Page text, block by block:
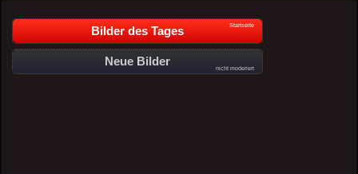
Bilder des Tages Startseite
Neue Bilder
nicht moderiert